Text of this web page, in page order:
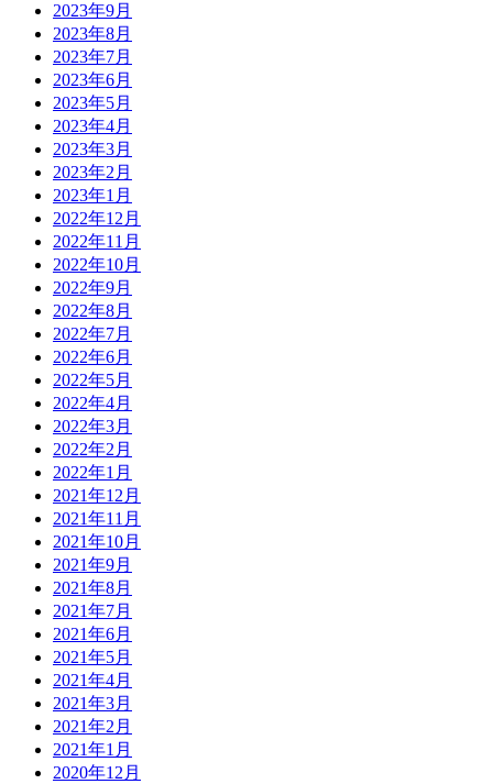
2023年9月
2023年8月
2023年7月
2023年6月
2023年5月
2023年4月
2023年3月
2023年2月
2023年1月
2022年12月
2022年11月
2022年10月
2022年9月
2022年8月
2022年7月
2022年6月
2022年5月
2022年4月
2022年3月
2022年2月
2022年1月
2021年12月
2021年11月
2021年10月
2021年9月
2021年8月
2021年7月
2021年6月
2021年5月
2021年4月
2021年3月
2021年2月
2021年1月
2020年12月